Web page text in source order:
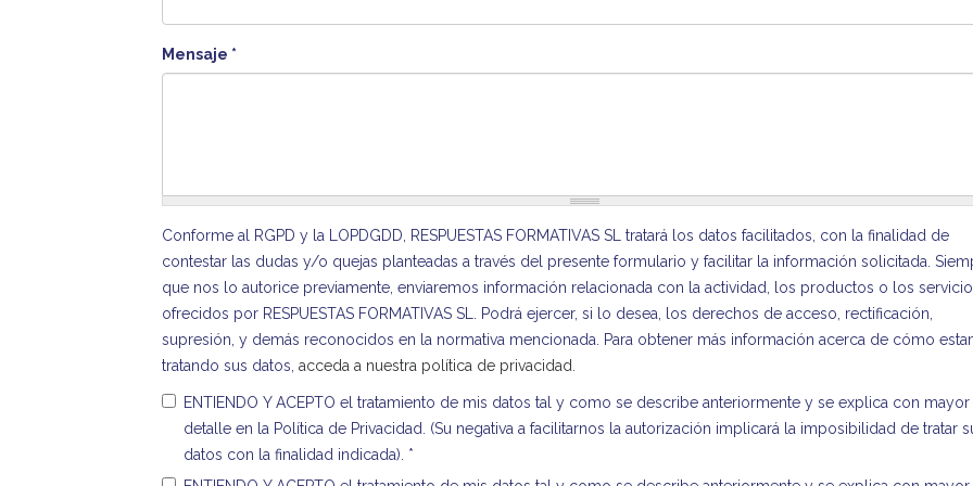
Mensaje *
Conforme al RGPD y la LOPDGDD, RESPUESTAS FORMATIVAS SL tratará los datos facilitados, con la finalidad de
contestar las dudas y/o quejas planteadas a través del presente formulario y facilitar la información solicitada.
que nos lo autorice previamente, enviaremos información relacionada con la actividad, los productos o los
ofrecidos por RESPUESTAS FORMATIVAS SL. Podrá ejercer, si lo desea, los derechos de acceso, rectificación,
supresión, y demás reconocidos en la normativa mencionada. Para obtener más información acerca de cómo
tratando sus datos,acceda a nuestra política de privacidad
ENTIENDO Y ACEPTO el tratamiento de mis datos tal y como se describe anteriormente y se explica con mayor
detalle en la Política de Privacidad. (Su negativa a facilitarnos la autorización implicará la imposibilidad de tratar
datos con la finalidad indicada). *